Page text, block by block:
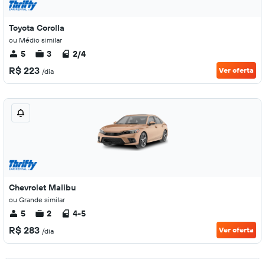
Toyota Corolla
ou Médio similar
5 3 2/4
R$ 223 /dia Ver oferta
Chevrolet Malibu
ou Grande similar
5 2 4-5
R$ 283 /dia Ver oferta